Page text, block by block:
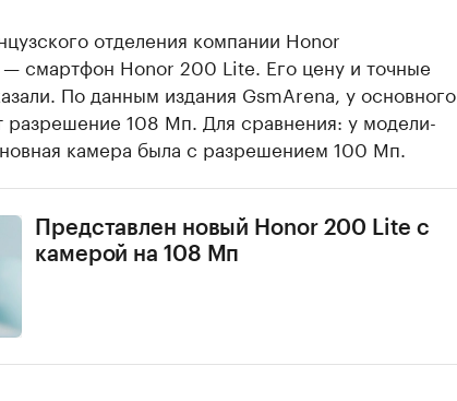
отделения компании Honor
— смартфон Honor 200 Lite. Его цену и точные
По данным издания GsmArena, у основного
разрешение 108 Мп. Для сравнения: у модели-
камера была с разрешением 100 Мп.
Представлен новый Honor 200 Lite с
камерой на 108 Мп